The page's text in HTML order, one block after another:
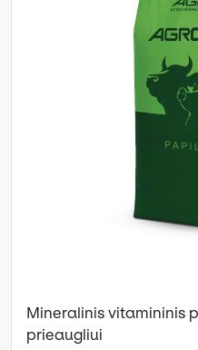
Mineralinis vitamininis
prieaugliui